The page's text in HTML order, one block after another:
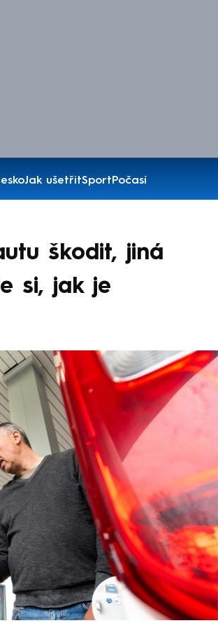
Jak ušetřitSportPočasí
škodit, jiná
si, jak je